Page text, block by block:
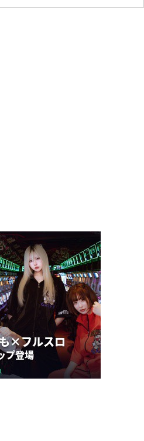
ぱぁびん娘が設置台数少ない
いらしい…ビンゴネオ騒動再...